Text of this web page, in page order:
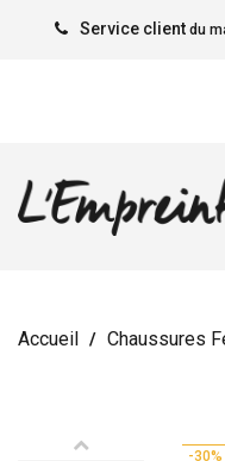
Service client du
Accueil Chaussures
-30%